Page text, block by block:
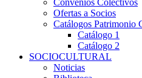
Ofertas a Socios
Catálogos Patrimonio
Catálogo 1
Catálogo 2
SOCIOCULTURAL
Noticias